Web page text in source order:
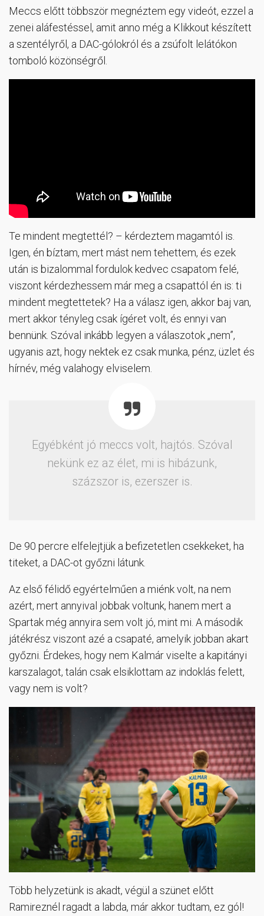
Meccs előtt többször megnéztem egy videót, ezzel a
zenei aláfestéssel, amit anno még a Klikkout készített
a szentélyről, a DAC-gólokról és a zsúfolt lelátókon
tomboló közönségről.
Te mindent megtettél? – kérdeztem magamtól is.
Igen, én bíztam, mert mást nem tehettem, és ezek
után is bizalommal fordulok kedvec csapatom felé,
viszont kérdezhessem már meg a csapattól én is: ti
mindent megtettetek? Ha a válasz igen, akkor baj van,
mert akkor tényleg csak ígéret volt, és ennyi van
bennünk. Szóval inkább legyen a válaszotok „nem”,
ugyanis azt, hogy nektek ez csak munka, pénz, üzlet és
hírnév, még valahogy elviselem.
Egyébként jó meccs volt, hajtós. Szóval
nekünk ez az élet, mi is hibázunk,
százszor is, ezerszer is.
De 90 percre elfelejtjük a befizetetlen csekkeket, ha
titeket, a DAC-ot győzni látunk.
Az első félidő egyértelműen a miénk volt, na nem
azért, mert annyival jobbak voltunk, hanem mert a
Spartak még annyira sem volt jó, mint mi. A második
játékrész viszont azé a csapaté, amelyik jobban akart
győzni. Érdekes, hogy nem Kalmár viselte a kapitányi
karszalagot, talán csak elsiklottam az indoklás felett,
vagy nem is volt?
Több helyzetünk is akadt, végül a szünet előtt
Ramireznél ragadt a labda, már akkor tudtam, ez gól!